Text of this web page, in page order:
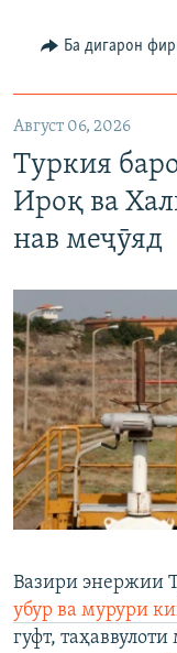
Ба дигарон
Август 06, 2026
Туркия
Ироқ ва
нав меҷӯяд
Вазири энержии
убур ва мурури
гуфт,